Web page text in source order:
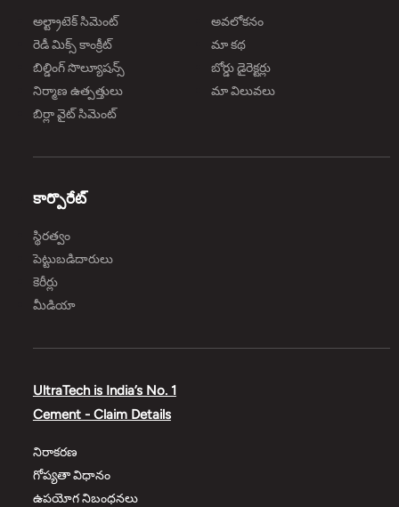
అల్ట్రాటెక్ సిమెంట్
రెడీ మిక్స్ కాంక్రీట్
బిల్డింగ్ సొల్యూషన్స్
నిర్మాణ ఉత్పత్తులు
బిర్లా వైట్ సిమెంట్
అవలోకనం
మా కథ
బోర్డు డైరెక్టర్లు
మా విలువలు
కార్పొరేట్
స్థిరత్వం
పెట్టుబడిదారులు
కెరీర్లు
మీడియా
UltraTech is India’s No. 1
Cement - Claim Details
నిరాకరణ
గోప్యతా విధానం
ఉపయోగ నిబంధనలు